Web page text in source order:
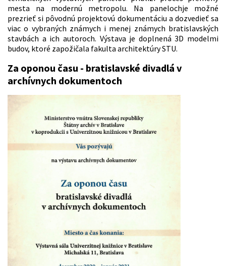
mesta na modernú metropolu. Na panelochje možné
prezrieť si pôvodnú projektovú dokumentáciu a dozvedieť sa
viac o vybraných známych i menej známych bratislavských
stavbách a ich autoroch. Výstava je doplnená 3D modelmi
budov, ktoré zapožičala fakulta architektúry STU.
Za oponou času - bratislavské divadlá v
archívnych dokumentoch